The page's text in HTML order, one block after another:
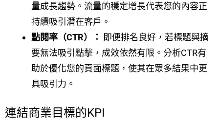
量成長趨勢。流量的穩定增長代表您的內容正
持續吸引潛在客戶。
點閱率（CTR）：
即便排名良好，若標題與摘
要無法吸引點擊，成效依然有限。分析CTR有
助於優化您的頁面標題，使其在眾多結果中更
具吸引力。
連結商業目標的KPI